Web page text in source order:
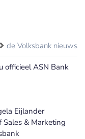
de Volksbank nieuws
officieel ASN Bank
Eijlander
& Marketing